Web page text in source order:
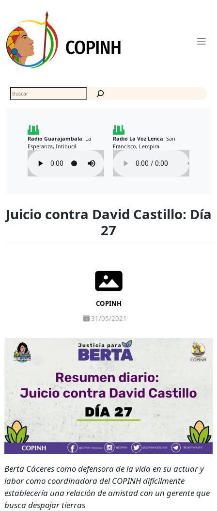
content
Buscar
Radio Guarajambala. La
Esperanza, Intibucá
Radio La Voz Lenca. San
Francisco, Lempira
Juicio contra David Castillo: Día
27
COPINH
31/05/2021
Berta Cáceres como defensora de la vida en su actuar y
labor como coordinadora del COPINH difícilmente
establecería una relación de amistad con un gerente que
busca despojar tierras